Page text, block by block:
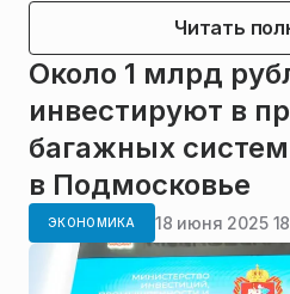
Читать
Около 1 млрд
инвестируют в
багажных систем
в Подмосковье
ЭКОНОМИКА 18 июня 2025